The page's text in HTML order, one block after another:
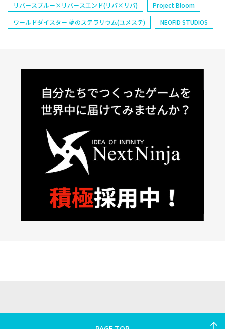
リバースブルー×リバースエンド(リバ×リバ)
Project Bloom
ワールドダイスター 夢のステラリウム(ユメステ)
NEOFID STUDIOS